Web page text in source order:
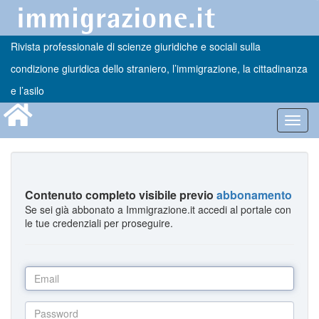
Rivista professionale di scienze giuridiche e sociali sulla
condizione giuridica dello straniero, l’immigrazione, la cittadinanza
e l’asilo
Contenuto completo visibile previo abbonamento
Se sei già abbonato a Immigrazione.it accedi al portale con
le tue credenziali per proseguire.